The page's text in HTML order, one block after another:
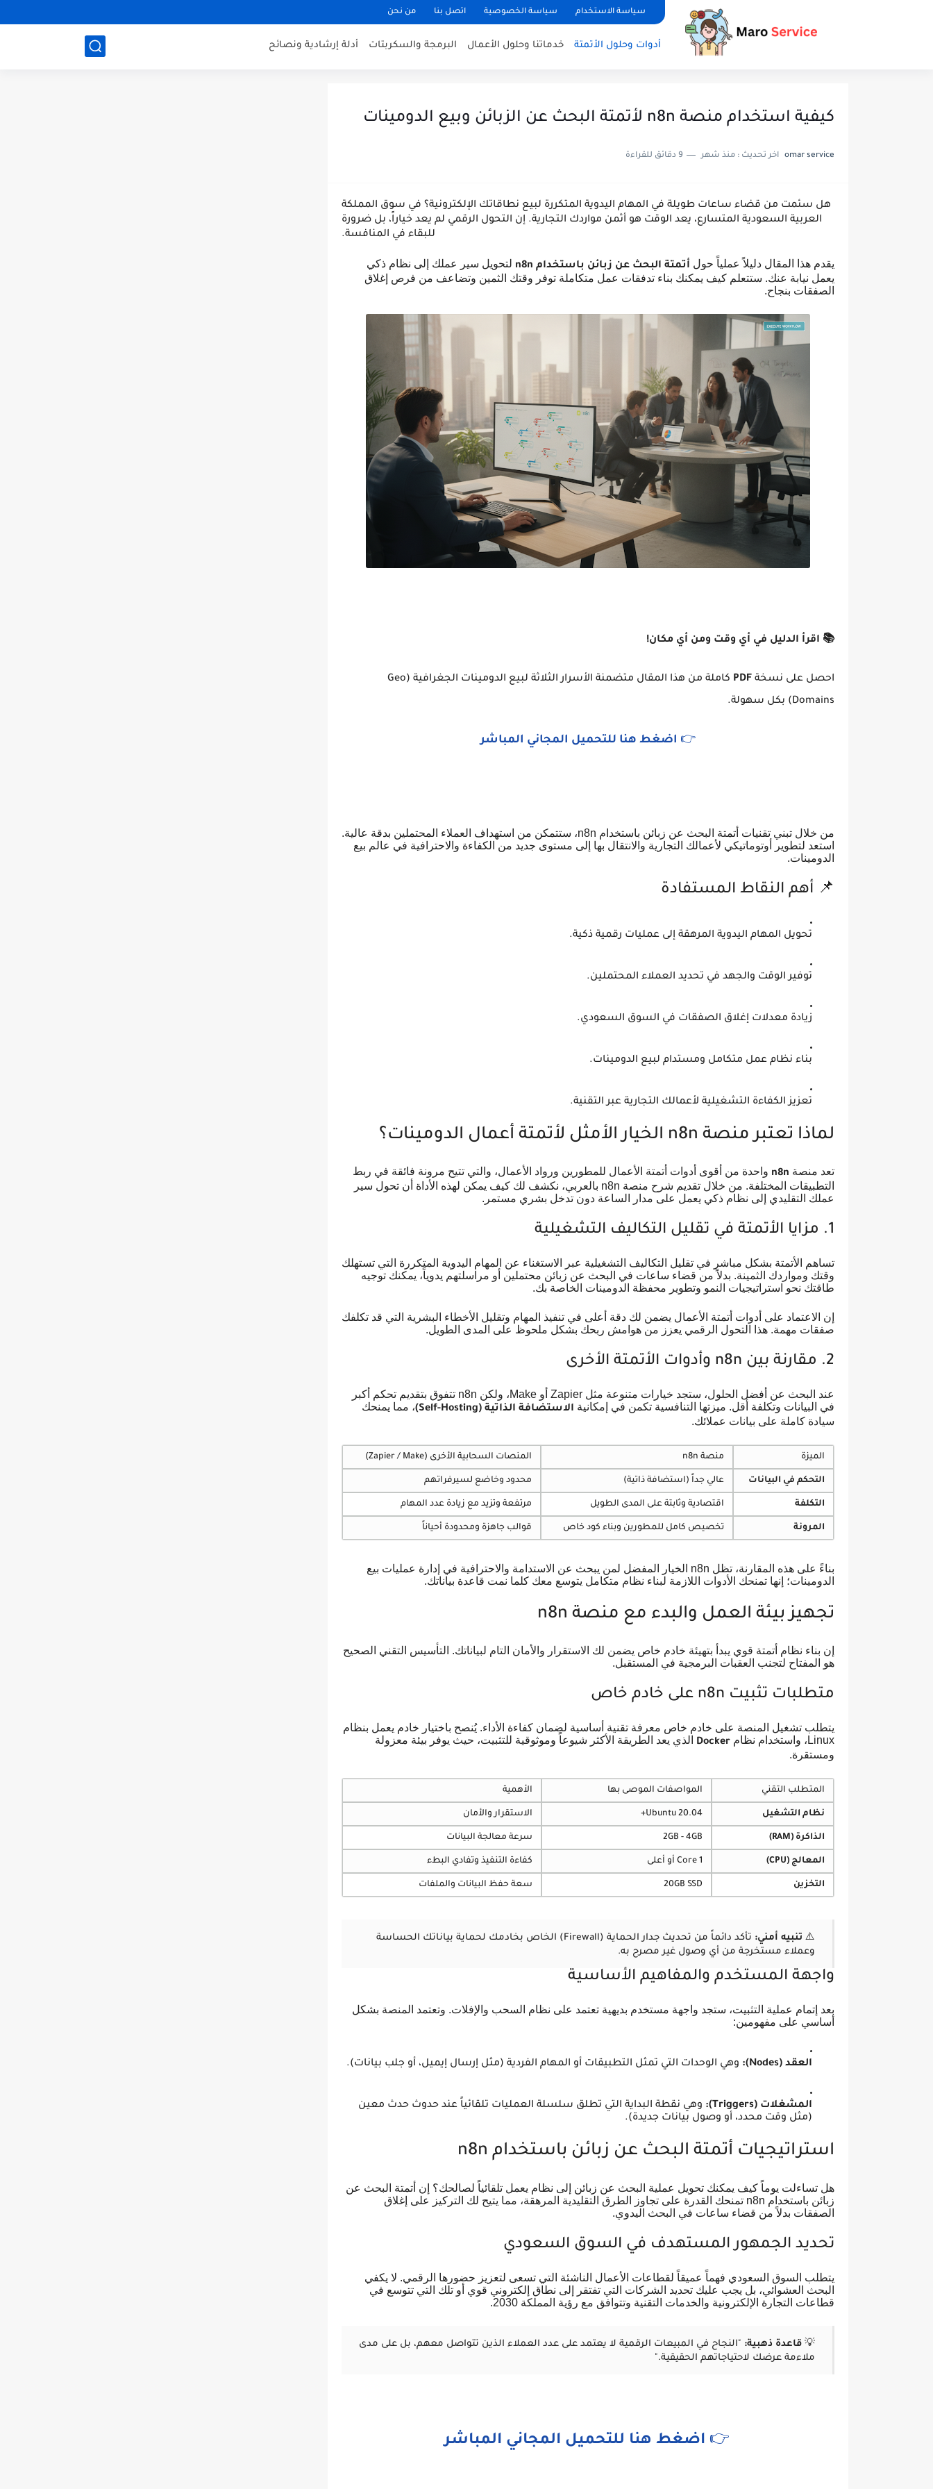
سياسة الاستخدام سياسة الخصوصية اتصل بنا من نحن
أدوات وحلول الأتمتة خدماتنا وحلول الأعمال البرمجة والسكربتات أدلة إرشادية ونصائح
كيفية استخدام منصة n8n لأتمتة البحث عن الزبائن وبيع الدومينات
omar service اخر تحديث : منذ شهر 9 دقائق للقراءة
هل سئمت من قضاء ساعات طويلة في المهام اليدوية المتكررة لبيع نطاقاتك الإلكترونية؟ في سوق المملكة
العربية السعودية المتسارع، يعد الوقت هو أثمن مواردك التجارية. إن التحول الرقمي لم يعد خياراً، بل ضرورة
للبقاء في المنافسة.
يقدم هذا المقال دليلاً عملياً حول أتمتة البحث عن زبائن باستخدام n8n
لتحويل سير عملك إلى نظام ذكي
يعمل نيابة عنك. ستتعلم كيف يمكنك بناء تدفقات عمل متكاملة توفر وقتك الثمين وتضاعف من فرص إغلاق
الصفقات بنجاح.
📚 اقرأ الدليل في أي وقت ومن أي مكان!
احصل على نسخة PDF
كاملة من هذا المقال متضمنة الأسرار الثلاثة لبيع الدومينات الجغرافية (Geo
Domains) بكل سهولة.
👉 اضغط هنا للتحميل المجاني المباشر
من خلال تبني تقنيات أتمتة البحث عن زبائن باستخدام n8n، ستتمكن من استهداف العملاء المحتملين بدقة عالية.
استعد لتطوير أوتوماتيكي لأعمالك التجارية والانتقال بها إلى مستوى جديد من الكفاءة والاحترافية في عالم بيع
الدومينات.
📌 أهم النقاط المستفادة
تحويل المهام اليدوية المرهقة إلى عمليات رقمية ذكية.
توفير الوقت والجهد في تحديد العملاء المحتملين.
زيادة معدلات إغلاق الصفقات في السوق السعودي.
بناء نظام عمل متكامل ومستدام لبيع الدومينات.
تعزيز الكفاءة التشغيلية لأعمالك التجارية عبر التقنية.
لماذا تعتبر منصة n8n الخيار الأمثل لأتمتة أعمال الدومينات؟
تعد منصة n8n واحدة من أقوى أدوات أتمتة الأعمال للمطورين ورواد الأعمال، والتي تتيح مرونة فائقة في ربط
التطبيقات المختلفة. من خلال تقديم شرح منصة n8n بالعربي، نكشف لك كيف يمكن لهذه الأداة أن تحول سير
عملك التقليدي إلى نظام ذكي يعمل على مدار الساعة دون تدخل بشري مستمر.
1. مزايا الأتمتة في تقليل التكاليف التشغيلية
تساهم الأتمتة بشكل مباشر في تقليل التكاليف التشغيلية عبر الاستغناء عن المهام اليدوية المتكررة التي تستهلك
وقتك ومواردك الثمينة. بدلاً من قضاء ساعات في البحث عن زبائن محتملين أو مراسلتهم يدوياً، يمكنك توجيه
طاقتك نحو استراتيجيات النمو وتطوير محفظة الدومينات الخاصة بك.
إن الاعتماد على أدوات أتمتة الأعمال يضمن لك دقة أعلى في تنفيذ المهام وتقليل الأخطاء البشرية التي قد تكلفك
صفقات مهمة. هذا التحول الرقمي يعزز من هوامش ربحك بشكل ملحوظ على المدى الطويل.
2. مقارنة بين n8n وأدوات الأتمتة الأخرى
عند البحث عن أفضل الحلول، ستجد خيارات متنوعة مثل Zapier أو Make، ولكن n8n تتفوق بتقديم تحكم أكبر
في البيانات وتكلفة أقل. ميزتها التنافسية تكمن في إمكانية الاستضافة الذاتية (Self-Hosting)
، مما يمنحك
سيادة كاملة على بيانات عملائك.
الميزة منصة n8n المنصات السحابية الأخرى (Zapier / Make)
التحكم في البيانات عالي جداً (استضافة ذاتية) محدود وخاضع لسيرفراتهم
التكلفة اقتصادية وثابتة على المدى الطويل مرتفعة وتزيد مع زيادة عدد المهام
المرونة تخصيص كامل للمطورين وبناء كود خاص قوالب جاهزة ومحدودة أحياناً
بناءً على هذه المقارنة، تظل n8n الخيار المفضل لمن يبحث عن الاستدامة والاحترافية في إدارة عمليات بيع
الدومينات؛ إنها تمنحك الأدوات اللازمة لبناء نظام متكامل يتوسع معك كلما نمت قاعدة بياناتك.
تجهيز بيئة العمل والبدء مع منصة n8n
إن بناء نظام أتمتة قوي يبدأ بتهيئة خادم خاص يضمن لك الاستقرار والأمان التام لبياناتك. التأسيس التقني الصحيح
هو المفتاح لتجنب العقبات البرمجية في المستقبل.
متطلبات تثبيت n8n على خادم خاص
يتطلب تشغيل المنصة على خادم خاص معرفة تقنية أساسية لضمان كفاءة الأداء. يُنصح باختيار خادم يعمل بنظام
Linux، واستخدام نظام
Docker الذي يعد الطريقة الأكثر شيوعاً وموثوقية للتثبيت، حيث يوفر بيئة معزولة
ومستقرة.
المتطلب التقني المواصفات الموصى بها الأهمية
نظام التشغيل Ubuntu 20.04+ الاستقرار والأمان
الذاكرة (RAM) 2GB - 4GB سرعة معالجة البيانات
المعالج (CPU) 1 Core أو أعلى كفاءة التنفيذ وتفادي البطء
التخزين 20GB SSD سعة حفظ البيانات والملفات
⚠️ تنبيه أمني:
تأكد دائماً من تحديث جدار الحماية (Firewall) الخاص بخادمك لحماية بياناتك الحساسة
وعملاء مستخرجة من أي وصول غير مصرح به.
واجهة المستخدم والمفاهيم الأساسية
بعد إتمام عملية التثبيت، ستجد واجهة مستخدم بديهية تعتمد على نظام السحب والإفلات. وتعتمد المنصة بشكل
أساسي على مفهومين:
العقد (Nodes): وهي الوحدات التي تمثل التطبيقات أو المهام الفردية (مثل إرسال إيميل، أو جلب بيانات).
المشغلات (Triggers):
وهي نقطة البداية التي تطلق سلسلة العمليات تلقائياً عند حدوث حدث معين
(مثل وقت محدد، أو وصول بيانات جديدة).
استراتيجيات أتمتة البحث عن زبائن باستخدام n8n
هل تساءلت يوماً كيف يمكنك تحويل عملية البحث عن زبائن إلى نظام يعمل تلقائياً لصالحك؟ إن أتمتة البحث عن
زبائن باستخدام n8n تمنحك القدرة على تجاوز الطرق التقليدية المرهقة، مما يتيح لك التركيز على إغلاق
الصفقات بدلاً من قضاء ساعات في البحث اليدوي.
تحديد الجمهور المستهدف في السوق السعودي
يتطلب السوق السعودي فهماً عميقاً لقطاعات الأعمال الناشئة التي تسعى لتعزيز حضورها الرقمي. لا يكفي
البحث العشوائي، بل يجب عليك تحديد الشركات التي تفتقر إلى نطاق إلكتروني قوي أو تلك التي تتوسع في
قطاعات التجارة الإلكترونية والخدمات التقنية وتتوافق مع رؤية المملكة 2030.
💡 قاعدة ذهبية: "النجاح في المبيعات الرقمية لا يعتمد على عدد العملاء الذين تتواصل معهم، بل على مدى
ملاءمة عرضك لاحتياجاتهم الحقيقية."
👉 اضغط هنا للتحميل المجاني المباشر